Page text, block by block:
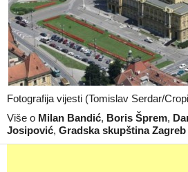
Fotografija vijesti (Tomislav Serdar/
Više o Milan Bandić, Boris Šprem,
Josipović, Gradska skupština Zagreb